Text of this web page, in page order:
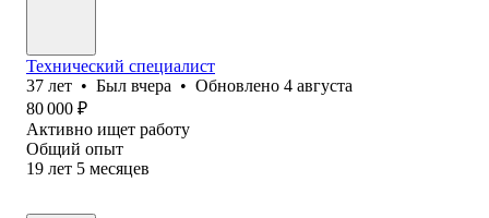
Технический специалист
37 лет • Был вчера • Обновлено 4 августа
80 000 ₽
Активно ищет работу
Общий опыт
19 лет 5 месяцев